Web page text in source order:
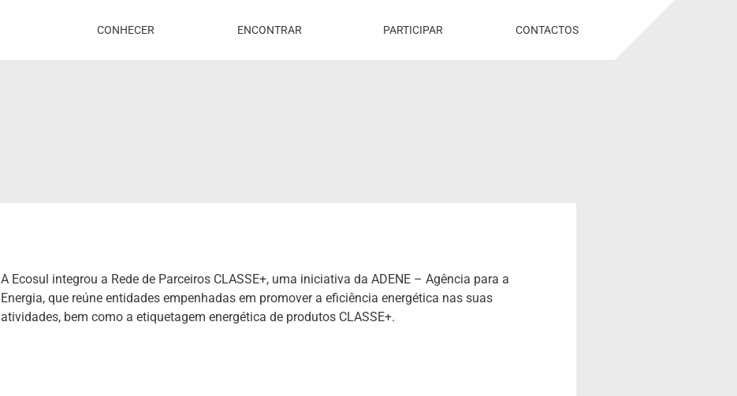
CONHECER ENCONTRAR PARTICIPAR CONTACTOS
A Ecosul integrou a Rede de Parceiros CLASSE+, uma iniciativa da ADENE – Agência para a
Energia, que reúne entidades empenhadas em promover a eficiência energética nas suas
atividades, bem como a etiquetagem energética de produtos CLASSE+.